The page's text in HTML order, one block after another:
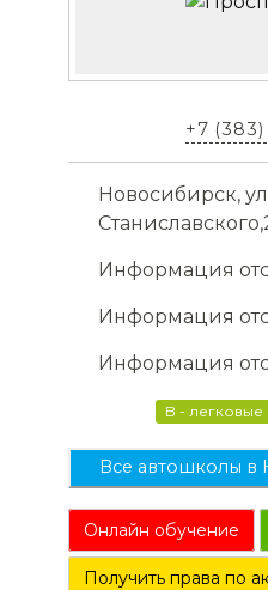
+7
Новосибирск,
Информация
Информация
Информация
B -
Все автошколы в
Онлайн обучение
Получить права по